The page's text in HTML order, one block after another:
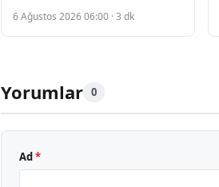
Etkilenecek
6 Ağustos 2026 06:00 · 3 dk
Yorumlar 0
Ad*